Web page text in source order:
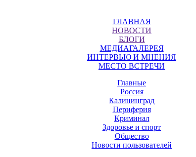
ГЛАВНАЯ
НОВОСТИ
БЛОГИ
МЕДИАГАЛЕРЕЯ
ИНТЕРВЬЮ И МНЕНИЯ
МЕСТО ВСТРЕЧИ
Главные
Россия
Калининград
Периферия
Криминал
Здоровье и спорт
Общество
Новости пользователей